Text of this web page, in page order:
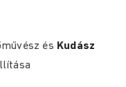
és Kudász